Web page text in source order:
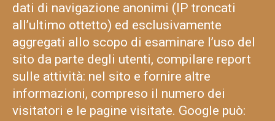
dati di navigazione anonimi (IP troncati
all’ultimo ottetto) ed esclusivamente
aggregati allo scopo di esaminare l’uso del
sito da parte degli utenti, compilare report
sulle attività: nel sito e fornire altre
informazioni, compreso il numero dei
visitatori e le pagine visitate. Google può: